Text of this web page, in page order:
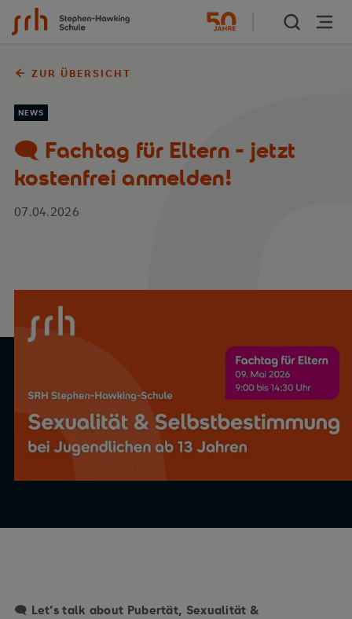
Zum Inhalt springen
ZUR ÜBERSICHT
NEWS
🗨️ Fachtag für Eltern - jetzt
kostenfrei anmelden!
07.04.2026
🗨️ Let’s talk about Pubertät, Sexualität &